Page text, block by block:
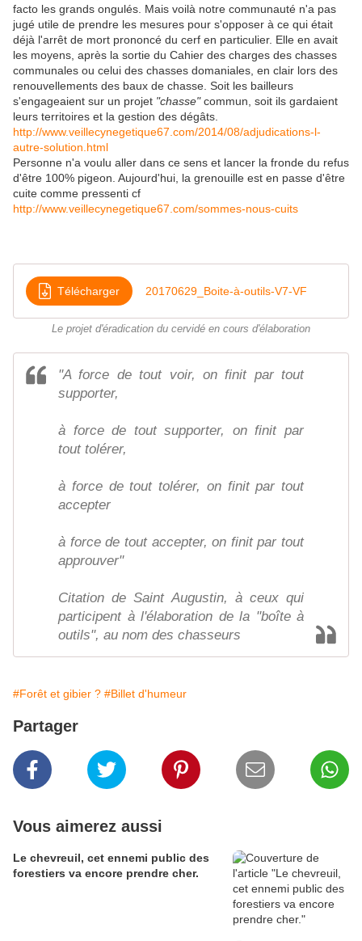
facto les grands ongulés. Mais voilà notre communauté n'a pas
jugé utile de prendre les mesures pour s'opposer à ce qui était
déjà l'arrêt de mort prononcé du cerf en particulier. Elle en avait
les moyens, après la sortie du Cahier des charges des chasses
communales ou celui des chasses domaniales, en clair lors des
renouvellements des baux de chasse. Soit les bailleurs
s'engageaient sur un projet "chasse"commun, soit ils gardaient
leurs territoires et la gestion des dégâts.
http://www.veillecynegetique67.com/2014/08/adjudications-l-
autre-solution.html
Personne n'a voulu aller dans ce sens et lancer la fronde du refus
d'être 100% pigeon. Aujourd'hui, la grenouille est en passe d'être
cuite comme pressenti cf
http://www.veillecynegetique67.com/sommes-nous-cuits
Télécharger 20170629_Boite-à-outils-V7-VF
Le projet d'éradication du cervidé en cours d'élaboration
"A force de tout voir, on finit par tout
supporter,
à force de tout supporter, on finit par
tout tolérer,
à force de tout tolérer, on finit par tout
accepter
à force de tout accepter, on finit par tout
approuver"
Citation de Saint Augustin, à ceux qui
participent à l'élaboration de la "boîte à
outils", au nom des chasseurs
#Forêt et gibier ? #Billet d'humeur
Partager
Vous aimerez aussi
Le chevreuil, cet ennemi public des
forestiers va encore prendre cher.